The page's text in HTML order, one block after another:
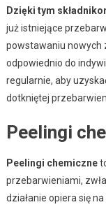
Dzięki tym
już istniejące
powstawaniu nowych
odpowiednio do
regularnie, aby
dotkniętej
Peelingi
Peelingi chemiczne
przebarwieniami,
działanie opiera się